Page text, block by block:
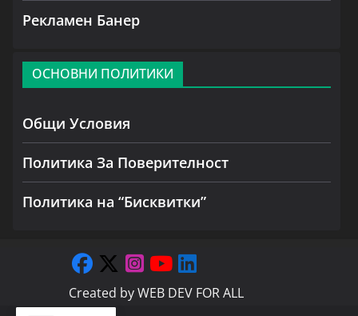
Рекламен Банер
ОСНОВНИ ПОЛИТИКИ
Общи Условия
Политика За Поверителност
Политика на “Бисквитки”
Created byWEB DEV FOR ALL